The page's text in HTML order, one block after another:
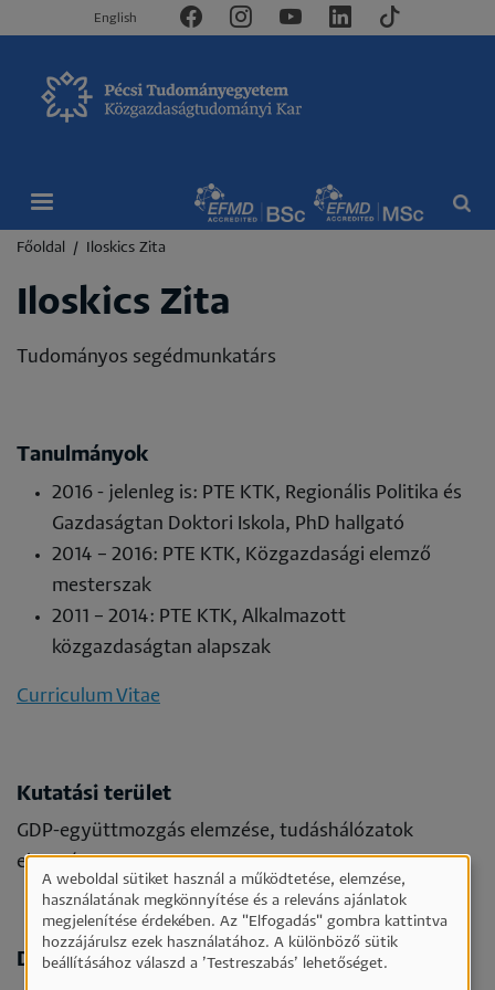
English
Morzsa
Főoldal Iloskics Zita
Iloskics Zita
Tudományos segédmunkatárs
Tanulmányok
2016 - jelenleg is: PTE KTK, Regionális Politika és
Gazdaságtan Doktori Iskola, PhD hallgató
2014 – 2016: PTE KTK, Közgazdasági elemző
mesterszak
2011 – 2014: PTE KTK, Alkalmazott
közgazdaságtan alapszak
Curriculum Vitae
Kutatási terület
GDP-együttmozgás elemzése, tudáshálózatok
elemzése
Díjak, elismerések
Személyes
adatok
és
A weboldal sütiket használ a működtetése, elemzése,
használatának megkönnyítése és a releváns ajánlatok
megjelenítése érdekében. Az "Elfogadás" gombra kattintva
hozzájárulsz ezek használatához. A különböző sütik
beállításához válaszd a ’Testreszabás’ lehetőséget.